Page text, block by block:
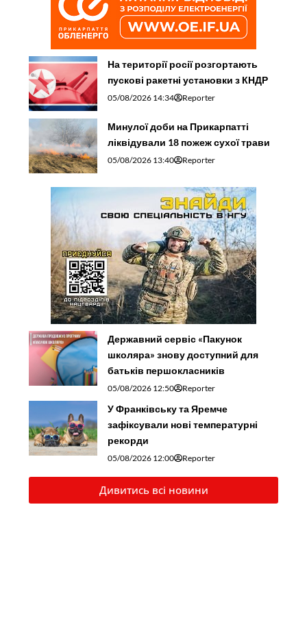
На території росії розгортають
пускові ракетні установки з КНДР
05/08/2026 14:34 Reporter
Минулої доби на Прикарпатті
ліквідували 18 пожеж сухої трави
05/08/2026 13:40 Reporter
Державний сервіс «Пакунок
школяра» знову доступний для
батьків першокласників
05/08/2026 12:50 Reporter
У Франківську та Яремче
зафіксували нові температурні
рекорди
05/08/2026 12:00 Reporter
Дивитись всі новини